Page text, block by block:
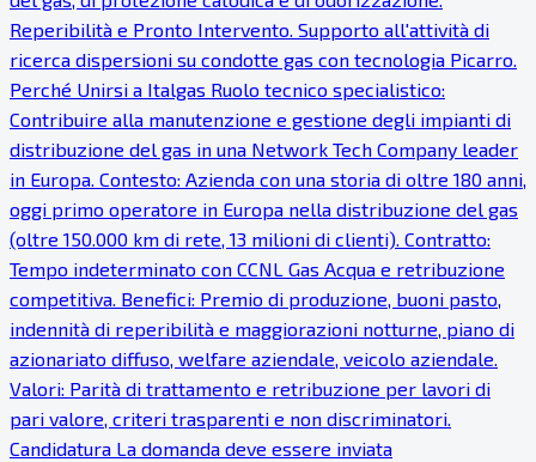
Reperibilità e Pronto Intervento. Supporto all'attività di
ricerca dispersioni su condotte gas con tecnologia Picarro.
Perché Unirsi a Italgas Ruolo tecnico specialistico:
Contribuire alla manutenzione e gestione degli impianti di
distribuzione del gas in una Network Tech Company leader
in Europa. Contesto: Azienda con una storia di oltre 180 anni,
oggi primo operatore in Europa nella distribuzione del gas
(oltre 150.000 km di rete, 13 milioni di clienti). Contratto:
Tempo indeterminato con CCNL Gas Acqua e retribuzione
competitiva. Benefici: Premio di produzione, buoni pasto,
indennità di reperibilità e maggiorazioni notturne, piano di
azionariato diffuso, welfare aziendale, veicolo aziendale.
Valori: Parità di trattamento e retribuzione per lavori di
pari valore, criteri trasparenti e non discriminatori.
Candidatura La domanda deve essere inviata